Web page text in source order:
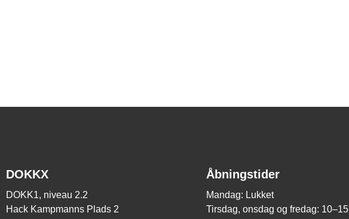
DOKKX
DOKK1, niveau 2.2
Hack Kampmanns Plads 2
Åbningstider
Mandag: Lukket
Tirsdag, onsdag og fredag: 10–15